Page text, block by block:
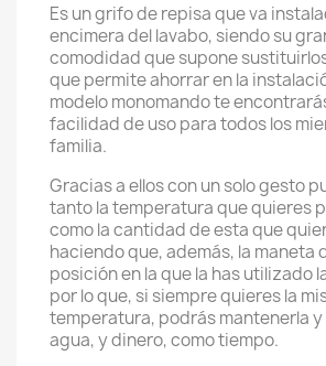
Es un grifo de repisa que va
encimera del lavabo, siendo su
comodidad que supone
que permite ahorrar en la
modelo monomando te
facilidad de uso para todos los
familia.
Gracias a ellos con un solo gesto
tanto la temperatura que quieres
como la cantidad de esta que
haciendo que, además, la maneta
posición en la que la has utilizado
por lo que, si siempre quieres la
temperatura, podrás mantenerla
agua, y dinero, como tiempo.